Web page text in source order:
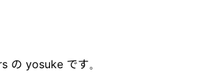
の yosuke です。